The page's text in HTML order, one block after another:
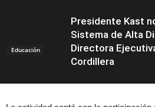
Educación
Presidente Kast
Sistema de Alta
Directora
Cordillera